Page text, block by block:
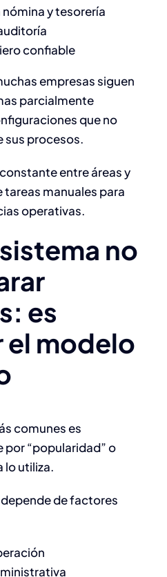
y tesorería
confiable
empresas siguen
parcialmente
que no
sus procesos.
entre áreas y
manuales para
operativas.
no
es
modelo
comunes es
“popularidad” o
lo utiliza.
de factores